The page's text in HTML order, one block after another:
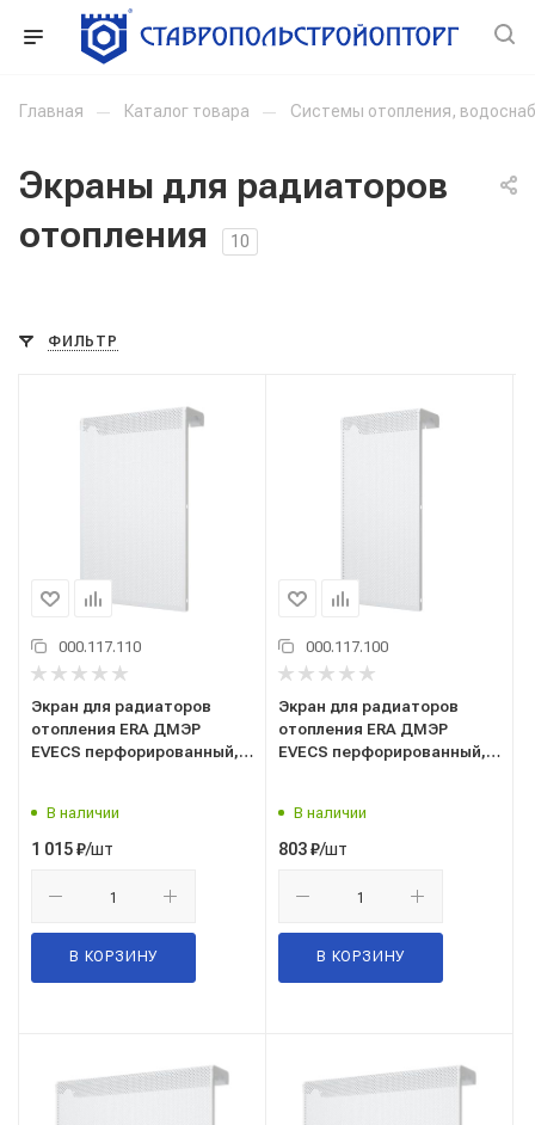
Главная — Каталог товара — Системы отопления,
Экраны для радиаторов
отопления
10
ФИЛЬТР
000.117.110
Экран для радиаторов
отопления ERA ДМЭР
EVECS перфорированный,
В наличии
1 015₽/шт
В КОРЗИНУ
000.117.100
Экран для радиаторов
отопления ERA ДМЭР
EVECS перфорированный,
В наличии
803₽/шт
В КОРЗИНУ